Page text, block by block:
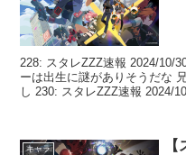
228: スタレZZZ速報 2024/10/
ーは出生に謎がありそうだな
し 230: スタレZZZ速報 2024/
キャラ